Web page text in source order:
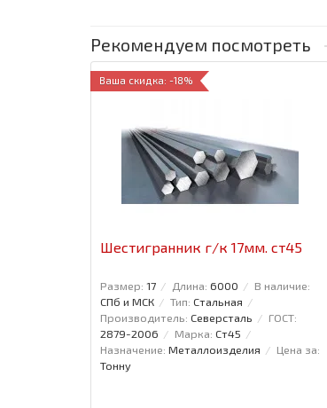
Рекомендуем посмотреть
Ваша скидка: -18%
Шестигранник г/к 17мм. ст45
Размер: 17 Длина: 6000
В наличие:
СПб и МСК
Тип: Стальная
Производитель: Северсталь
ГОСТ:
2879-2006
Марка: Ст45
Назначение: Металлоизделия
Цена за:
Тонну